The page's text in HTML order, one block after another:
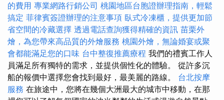
的費用 專業網路行銷公司 桃園地區台胞證辦理指南，輕鬆
搞定 菲律賓簽證辦理的注意事項 臥式冷凍櫃，提供更加節
省空間的冷藏選擇 透過電話查詢獲得精確的資訊 苗栗外
燴，為您帶來高品質的外燴服務 桃園外燴，無論婚宴或聚
會都能滿足您的口味 台中整復推薦療程 我們的禮賓工作人
員滿足所有獨特的需求，並提供個性化的體驗。 從許多沉
船的報價中選擇您會找到最好，最美麗的路線。 台北按摩
服務 在旅途中，您將在幾個大洲最大的城市中移動，在那